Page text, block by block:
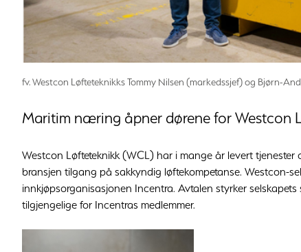
fv. Westcon Løfteteknikks Tommy Nilsen (markedssjef) og Bjørn-
Maritim næring åpner dørene for Westcon
Westcon Løfteteknikk (WCL) har i mange år levert
bransjen tilgang på sakkyndig løftekompetanse. Westcon-
innkjøpsorganisasjonen Incentra. Avtalen styrker
tilgjengelige for Incentras medlemmer.